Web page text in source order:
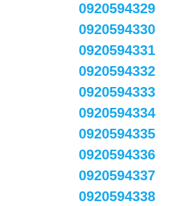
0920594329
0920594330
0920594331
0920594332
0920594333
0920594334
0920594335
0920594336
0920594337
0920594338